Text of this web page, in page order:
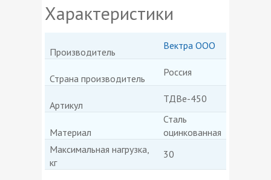
Характеристики
Производитель
Вектра ООО
Страна производитель
Россия
Артикул
ТДВе-450
Материал
Сталь
оцинкованная
Максимальная нагрузка,
кг
30